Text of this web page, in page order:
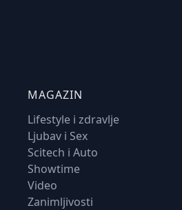
MAGAZIN
Lifestyle i zdravlje
Ljubav i Sex
Scitech i Auto
Showtime
Video
Zanimljivosti